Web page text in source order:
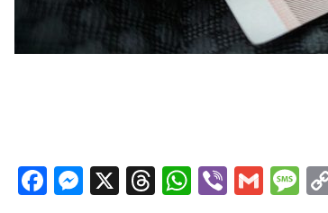
Facebook
Messenger
X Threads
WhatsApp
Viber